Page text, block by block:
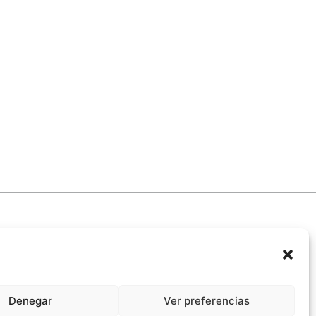
Denegar Ver preferencias
Ético con la IA Propiedad Intelectual